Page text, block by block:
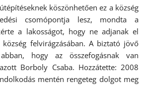
köszönhetően ez a község
csomópontja lesz, mondta a
a lakosságot, hogy ne adjanak el
felvirágzásában. A biztató jövő
hogy az összefogásnak van
Borboly Csaba. Hozzátette: 2008
mentén rengeteg dolgot meg